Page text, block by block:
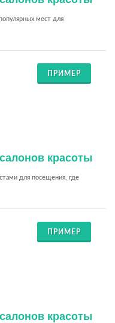
мест для
ПРИМЕР
красоты
для посещения, где
ПРИМЕР
красоты